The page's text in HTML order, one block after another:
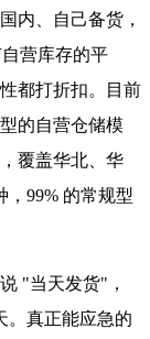
内、自己备货，
营库存的平
都打折扣。目前
的自营仓储模
覆盖华北、华
，99% 的常规型
"当天发货"，
。真正能应急的